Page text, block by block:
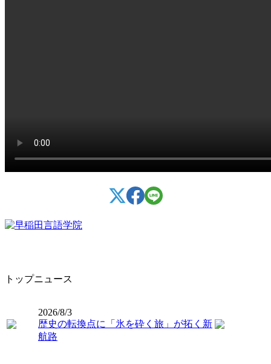
トップニュース
2026/8/3
歴史の転換点に「氷を砕く旅」が拓く新
航路